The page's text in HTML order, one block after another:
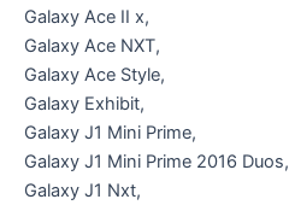
Galaxy Ace II x,
Galaxy Ace NXT,
Galaxy Ace Style,
Galaxy Exhibit,
Galaxy J1 Mini Prime,
Galaxy J1 Mini Prime 2016 Duos,
Galaxy J1 Nxt,